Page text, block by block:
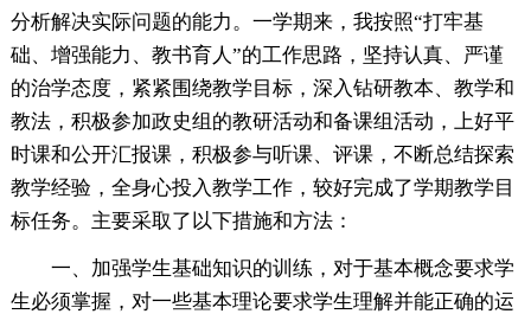
分析解决实际问题的能力。一学期来，我按照“打牢基
础、增强能力、教书育人”的工作思路，坚持认真、严谨
的治学态度，紧紧围绕教学目标，深入钻研教本、教学和
教法，积极参加政史组的教研活动和备课组活动，上好平
时课和公开汇报课，积极参与听课、评课，不断总结探索
教学经验，全身心投入教学工作，较好完成了学期教学目
标任务。主要采取了以下措施和方法：
一、加强学生基础知识的训练，对于基本概念要求学
生必须掌握，对一些基本理论要求学生理解并能正确的运